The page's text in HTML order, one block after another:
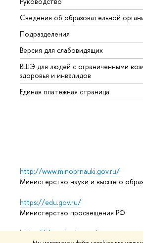
Сведения об образовательной
Подразделения
Версия для слабовидящих
ВШЭ для людей с ограниченными
здоровья и инвалидов
Единая платежная страница
http://www.minobrnauki.gov.ru/
Министерство науки и высшего
https://edu.gov.ru/
Министерство просвещения РФ
https://elearning.hse.ru/mooc